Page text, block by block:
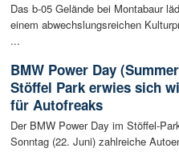
Das b-05 Gelände bei Montabaur
einem abwechslungsreichen
...
BMW Power Day
Stöffel Park erwies sich
für Autofreaks
Der BMW Power Day im Stöffel-
Sonntag (22. Juni) zahlreiche